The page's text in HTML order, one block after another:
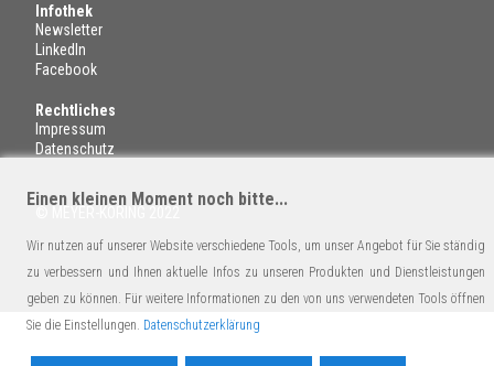
Infothek
Newsletter
LinkedIn
Facebook
Rechtliches
Impressum
Datenschutz
Einen kleinen Moment noch bitte...
Wir nutzen auf unserer Website verschiedene Tools, um unser Angebot für Sie ständig
zu verbessern und Ihnen aktuelle Infos zu unseren Produkten und Dienstleistungen
geben zu können. Für weitere Informationen zu den von uns verwendeten Tools öffnen
Sie die Einstellungen. Datenschutzerklärung